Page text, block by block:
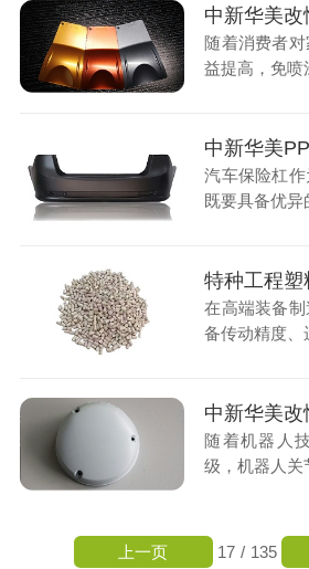
随着消费者
益提高，免喷
汽车保险杠作
既要具备优异
在高端装备
备传动精度、
随着机器人
级，机器人关
17 / 135
上一页